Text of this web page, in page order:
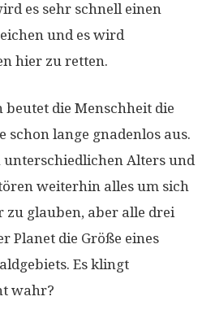
es sehr schnell einen
und es wird
hier zu retten.
beutet die Menschheit die
schon lange gnadenlos aus.
Alters und
weiterhin alles um sich
zu glauben, aber alle drei
Planet die Größe eines
Es klingt
wahr?